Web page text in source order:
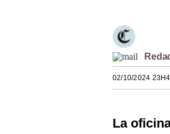
02/10/2024
La